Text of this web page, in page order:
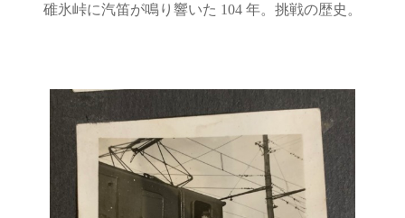
碓氷峠に汽笛が鳴り響いた 104 年。挑戦の歴史。